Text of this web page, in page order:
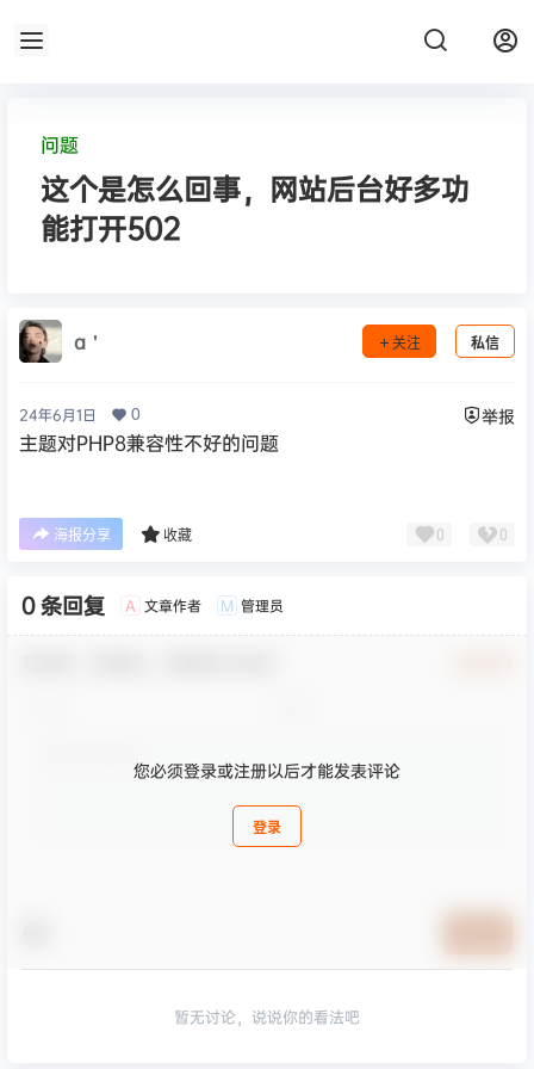
问题
这个是怎么回事，网站后台好多功
能打开502
a＇ゞゞゞゞ 关注 私信
24年6月1日 0 举报
主题对PHP8兼容性不好的问题
海报分享 收藏 0 0
0 条回复 A 文章作者 M 管理员
您必须登录或注册以后才能发表评论
登录
暂无讨论，说说你的看法吧